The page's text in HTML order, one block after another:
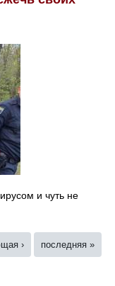
и чуть не
› последняя »